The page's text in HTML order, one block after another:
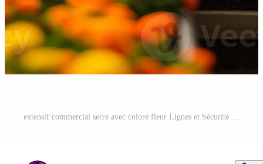
extensif commercial serre avec coloré fleur Lignes et Sécurité appareils photo pour surveillance, agriculture et agriculture Photo Pro